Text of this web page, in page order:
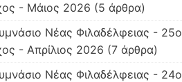
- Μάιος 2026 (5 άρθρα)
Νέας Φιλαδέλφειας - 25ο
- Απρίλιος 2026 (7 άρθρα)
Νέας Φιλαδέλφειας - 24ο